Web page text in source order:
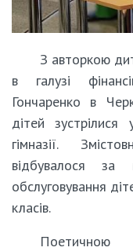
З авторкою
в галузі
Гончаренко в
дітей
гімназії.
відбувалося за
обслуговування
класів.
Поетичною